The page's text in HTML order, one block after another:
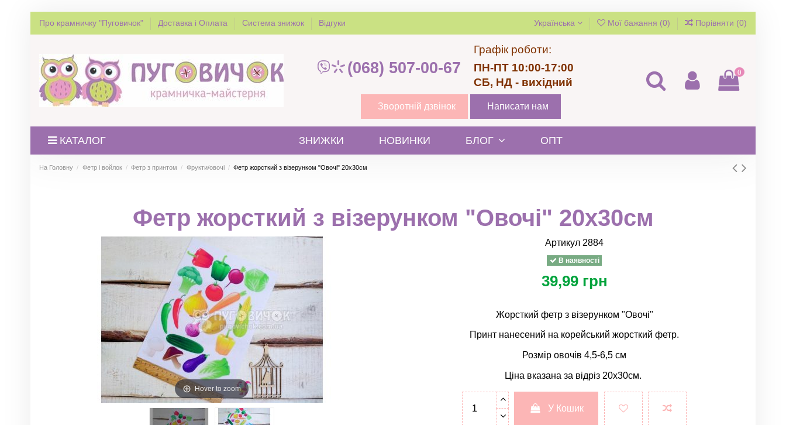
Про крамничку "Пуговичок" Доставка і Оплата Система знижок Відгуки Українська Мої бажання (0) Порівняти (0)
(068) 507-00-67
Графік роботи:
ПН-ПТ 10:00-17:00
СБ, НД - вихідний
Зворотній дзвінок Написати нам
0
КАТАЛОГ ЗНИЖКИ НОВИНКИ БЛОГ ОПТ
На Головну Фетр і войлок Фетр з принтом Фрукти/овочі Фетр жорсткий з візерунком "Овочі" 20х30см
Фетр жорсткий з візерунком "Овочі" 20х30см
Hover to zoom
Артикул 2884
В наявності
39,99 грн
Жорсткий фетр з візерунком "Овочі"
Принт нанесений на корейський жорсткий фетр.
Розмір овочів 4,5-6,5 см
Ціна вказана за відріз 20х30см.
У Кошик